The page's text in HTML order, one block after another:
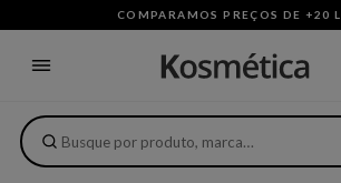
COMPARAMOS PREÇOS DE +20